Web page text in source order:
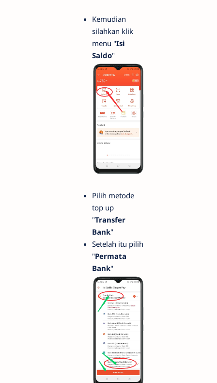
Kemudian
silahkan klik
menu "Isi
Saldo"
Pilih metode
top up
"Transfer
Bank"
Setelah itu pilih
"Permata
Bank"